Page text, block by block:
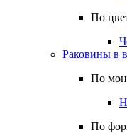
По
Раковины в
По
По